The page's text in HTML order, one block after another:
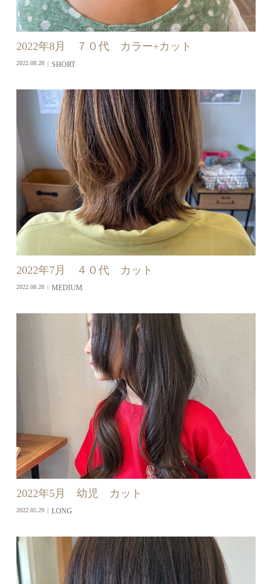
2022年8月 ７０代 カラー+カット
2022.08.28 SHORT
2022年7月 ４０代 カット
2022.08.28 MEDIUM
2022年5月 幼児 カット
2022.05.29 LONG